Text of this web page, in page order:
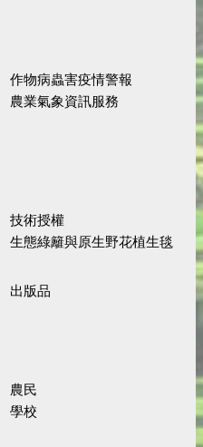
作物病蟲害疫情警報
農業氣象資訊服務
技術授權
生態綠籬與原生野花植生毯
出版品
農民
學校